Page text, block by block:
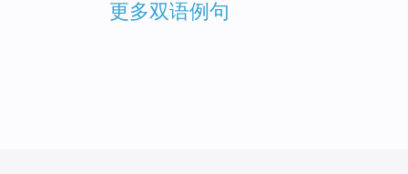
更多双语例句